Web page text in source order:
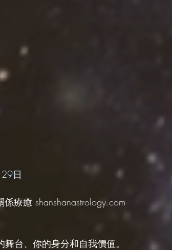
日
療癒 shanshanastrology.com
台、你的身分和自我價值。